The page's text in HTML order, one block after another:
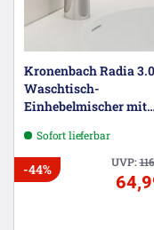
Kronenbach Radia 3.0
Waschtisch-
Einhebelmischer mit
Ablaufgarnitur 1 1/4,
wassersparend
Sofort lieferbar
UVP:
-44%